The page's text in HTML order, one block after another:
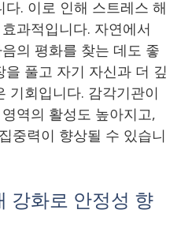
. 이로 인해 스트레스 해
과적입니다. 자연에서
의 평화를 찾는 데도 좋
풀고 자기 자신과 더 깊
기회입니다. 감각기관이
역의 활성도 높아지고,
중력이 향상될 수 있습니
강화로 안정성 향